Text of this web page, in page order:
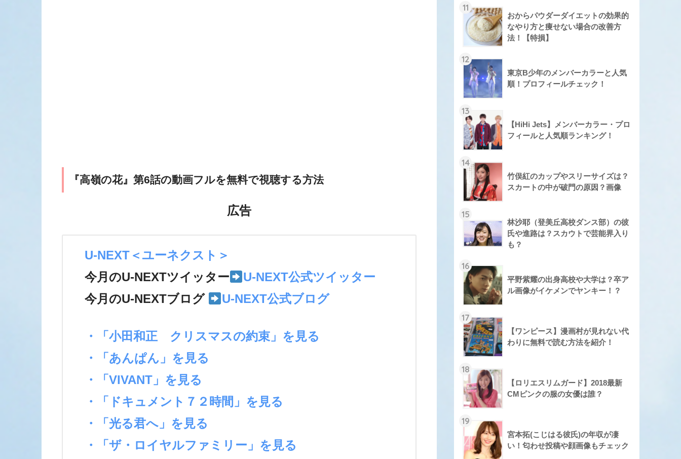
『高嶺の花』第6話の動画フルを無料で視聴する方法
広告
U-NEXT＜ユーネクスト＞
今月のU-NEXTツイッター
U-NEXT公式ツイッター
今月のU-NEXTブログ
U-NEXT公式ブログ
・「小田和正 クリスマスの約束」を見る
・「あんぱん」を見る
・「VIVANT」を見る
・「ドキュメント７２時間」を見る
・「光る君へ」を見る
・「ザ・ロイヤルファミリー」を見る
11
おからパウダーダイエットの効果的
なやり方と痩せない場合の改善方
法！【特損】
12
東京B少年のメンバーカラーと人気
順！プロフィールチェック！
13
【HiHi Jets】メンバーカラー・プロ
フィールと人気順ランキング！
14
竹俣紅のカップやスリーサイズは？
スカートの中が破門の原因？画像
15
林沙耶（登美丘高校ダンス部）の彼
氏や進路は？スカウトで芸能界入り
も？
16
平野紫耀の出身高校や大学は？卒ア
ル画像がイケメンでヤンキー！？
17
【ワンピース】漫画村が見れない代
わりに無料で読む方法を紹介！
18
【ロリエスリムガード】2018最新
CMピンクの服の女優は誰？
19
宮本拓(こじはる彼氏)の年収が凄
い！匂わせ投稿や顔画像もチェック